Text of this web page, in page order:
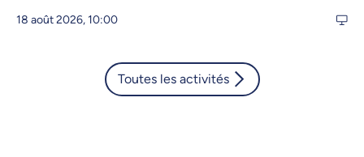
18 août 2026, 10:00
Toutes les activités